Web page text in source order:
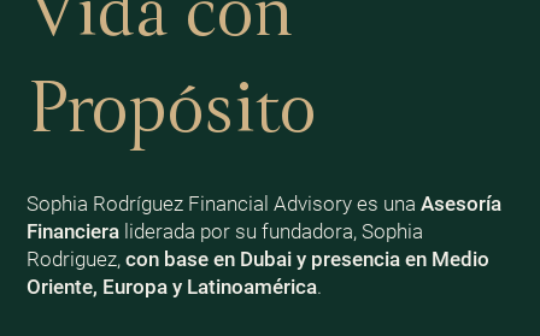
Propósito
Sophia Rodríguez Financial Advisory es una Asesoría
Financieraliderada por su fundadora, Sophia
Rodriguez, con base en Dubai y presencia en Medio
Oriente, Europa y Latinoamérica.